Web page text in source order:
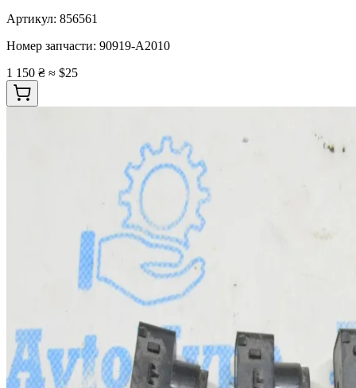
Артикул: 856561
Номер запчасти: 90919-A2010
1 150 ₴ ≈ $25